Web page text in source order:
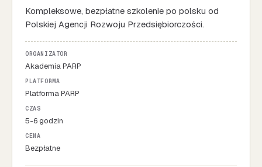
Kompleksowe, bezpłatne szkolenie po polsku od
Polskiej Agencji Rozwoju Przedsiębiorczości.
ORGANIZATOR
Akademia PARP
PLATFORMA
Platforma PARP
CZAS
5-6 godzin
CENA
Bezpłatne